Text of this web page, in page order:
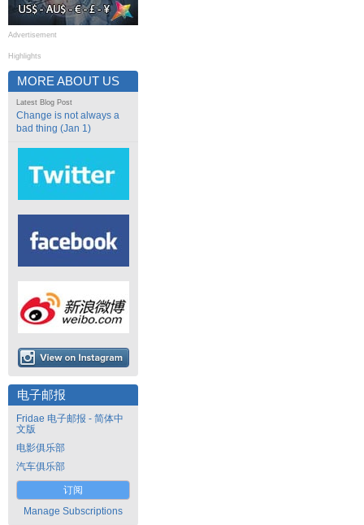
Advertisement
Highlights
MORE ABOUT US
Latest Blog Post
Change is not always a
bad thing (Jan 1)
电子邮报
Fridae 电子邮报 - 简体中
文版
电影俱乐部
汽车俱乐部
订阅
Manage Subscriptions